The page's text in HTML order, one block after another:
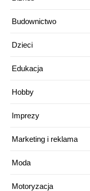
Budownictwo
Dzieci
Edukacja
Hobby
Imprezy
Marketing i reklama
Moda
Motoryzacja